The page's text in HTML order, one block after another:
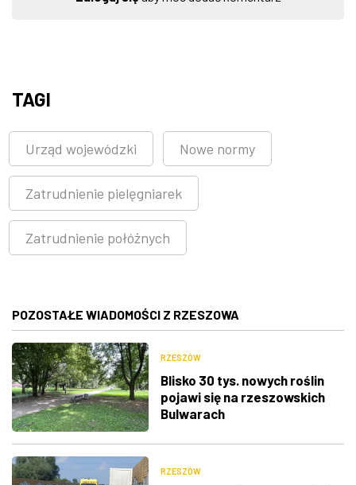
TAGI
Urząd wojewódzki Nowe normy
Zatrudnienie pielęgniarek
Zatrudnienie połóżnych
POZOSTAŁE WIADOMOŚCI Z RZESZOWA
RZESZÓW
Blisko 30 tys. nowych roślin
pojawi się na rzeszowskich
Bulwarach
RZESZÓW